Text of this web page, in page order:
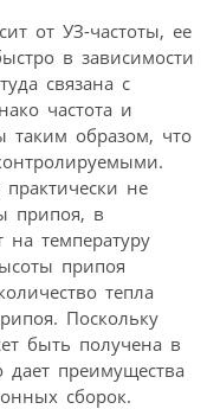
от УЗ-частоты, ее
в зависимости
связана с
частота и
таким образом, что
не
припоя, в
на температуру
припоя
тепла
Поскольку
быть получена в
преимущества
сборок.